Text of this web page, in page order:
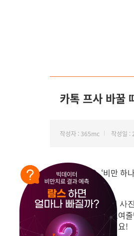
카톡 프사 바꿀
작성자 : 365mc 작성일 :
안녕하세요. ‘비만 하
카카오톡 프로필 사
요즘 내 상태를 보여
딱 잘 찾아 오셨어요!